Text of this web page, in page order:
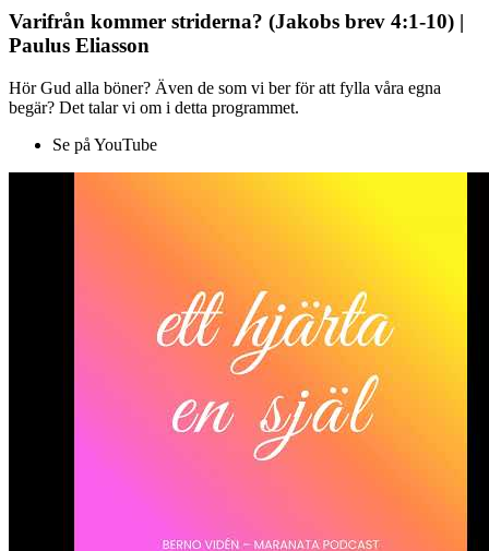
Varifrån kommer striderna? (Jakobs brev 4:1-10) |
Paulus Eliasson
Hör Gud alla böner? Även de som vi ber för att fylla våra egna
begär? Det talar vi om i detta programmet.
Se på YouTube